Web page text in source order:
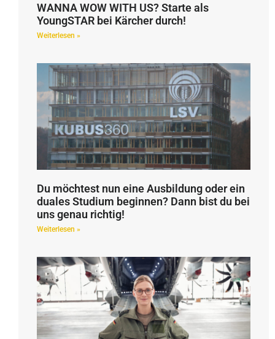
WANNA WOW WITH US? Starte als
YoungSTAR bei Kärcher durch!
Weiterlesen »
Du möchtest nun eine Ausbildung oder ein
duales Studium beginnen? Dann bist du bei
uns genau richtig!
Weiterlesen »